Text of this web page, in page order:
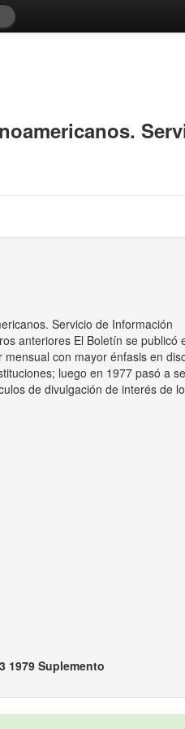
Servicio de Información
anteriores El Boletín se
con mayor énfasis en
luego en 1977 pasó a
de divulgación de interés de
1979 Suplemento